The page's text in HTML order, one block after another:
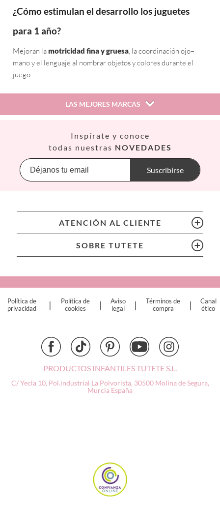
¿Cómo estimulan el desarrollo los juguetes
para 1 año?
Mejoran la motricidad fina y gruesa, la coordinación ojo–
mano y el lenguaje al nombrar objetos y colores durante el
juego.
LAS MEJORES MARCAS
Banwood
BIBS
Cristina de Jos'h
Djeco
Inspírate y conoce
todas nuestras NOVEDADES
Suscribirse
ATENCIÓN AL CLIENTE
SOBRE TUTETE
Política de
privacidad
|
Política de
cookies
|
Aviso
legal
|
Términos de
compra
|
Canal
ético
PRODUCTOS INFANTILES TUTETE S.L.
C/ Yecla 10, Pol.industrial La Polvorista, 30500 Molina de Segura,
Murcia España